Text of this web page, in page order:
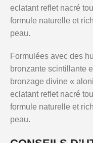
eclatant reflet nacré
formule naturelle et
peau.
Formulées avec des
bronzante scintillante
bronzage divine «
eclatant reflet nacré
formule naturelle et
peau.